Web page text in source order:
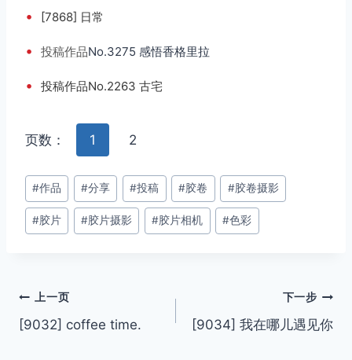
• [7868] 日常
• 投稿作品No.3275 感悟香格里拉
• 投稿作品No.2263 古宅
页数： 1 2
文
章
标
#作品 #分享 #投稿 #胶卷 #胶卷摄影
#胶片 #胶片摄影 #胶片相机 #色彩
文
章
上一页
[9032] coffee time.
下一步
[9034] 我在哪儿遇见你